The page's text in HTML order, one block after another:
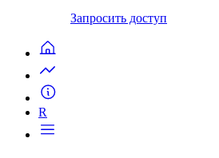
Запросить доступ
R